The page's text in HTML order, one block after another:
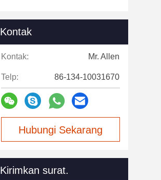
Kontak
Kontak: Mr. Allen
Telp: 86-134-10031670
Hubungi Sekarang
Kirimkan surat.